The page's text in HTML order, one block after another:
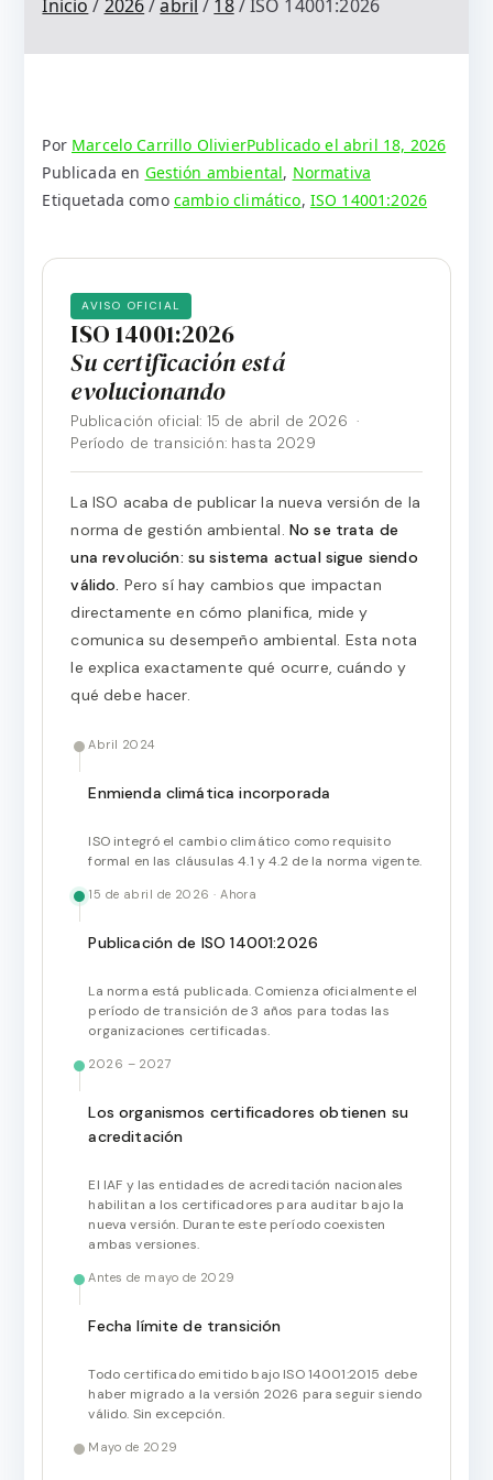
Inicio 2026 abril 18 ISO 14001:2026
Por Marcelo Carrillo OlivierPublicado el abril 18, 2026
Publicada en Gestión ambiental, Normativa
Etiquetada como cambio climático, ISO 14001:2026
AVISO OFICIAL
ISO 14001:2026
Su certificación está
evolucionando
Publicación oficial: 15 de abril de 2026 ·
Período de transición: hasta 2029
La ISO acaba de publicar la nueva versión de la
norma de gestión ambiental. No se trata de
una revolución: su sistema actual sigue siendo
válido. Pero sí hay cambios que impactan
directamente en cómo planifica, mide y
comunica su desempeño ambiental. Esta nota
le explica exactamente qué ocurre, cuándo y
qué debe hacer.
Abril 2024
Enmienda climática incorporada
ISO integró el cambio climático como requisito
formal en las cláusulas 4.1 y 4.2 de la norma vigente.
15 de abril de 2026 · Ahora
Publicación de ISO 14001:2026
La norma está publicada. Comienza oficialmente el
período de transición de 3 años para todas las
organizaciones certificadas.
2026 – 2027
Los organismos certificadores obtienen su
acreditación
El IAF y las entidades de acreditación nacionales
habilitan a los certificadores para auditar bajo la
nueva versión. Durante este período coexisten
ambas versiones.
Antes de mayo de 2029
Fecha límite de transición
Todo certificado emitido bajo ISO 14001:2015 debe
haber migrado a la versión 2026 para seguir siendo
válido. Sin excepción.
Mayo de 2029